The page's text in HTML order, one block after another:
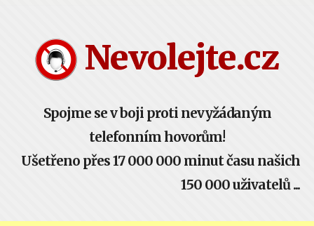
Nevolejte.cz
Spojme se v boji proti nevyžádaným
telefonním hovorům!
Ušetřeno přes 17 000 000 minut času našich
150 000 uživatelů ...